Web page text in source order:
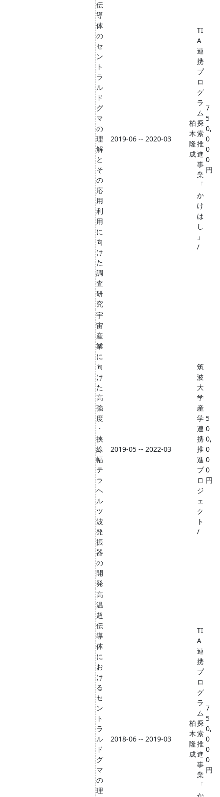
伝
導
体
の
セ
ン
ト
ラ
ル
ド
グ
マ
の
理
解
と
そ
の
応
用
利
用
に
向
け
た
調
査
研
究
2019-06 -- 2020-03
柏
木
隆
成
TI
A
連
携
プ
ロ
グ
ラ
ム
探
索
推
進
事
業
「
か
け
は
し
」
/
7
5
0,
0
0
0
円
宇
宙
産
業
に
向
け
た
高
強
度
・
挟
線
幅
テ
ラ
ヘ
ル
ツ
波
発
振
器
の
開
発
2019-05 -- 2022-03
筑
波
大
学
産
学
連
携
推
進
プ
ロ
ジ
ェ
ク
ト
/
5
0
0,
0
0
0
円
高
温
超
伝
導
体
に
お
け
る
セ
ン
ト
ラ
ル
ド
グ
マ
の
理
2018-06 -- 2019-03
柏
木
隆
成
TI
A
連
携
プ
ロ
グ
ラ
ム
探
索
推
進
事
業
「
7
5
0,
0
0
0
円